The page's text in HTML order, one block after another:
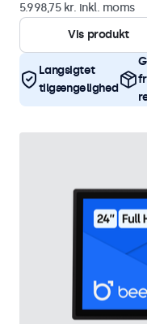
5.998,75 kr. inkl. moms
Vis produkt
Langsigtet
tilgængelighed